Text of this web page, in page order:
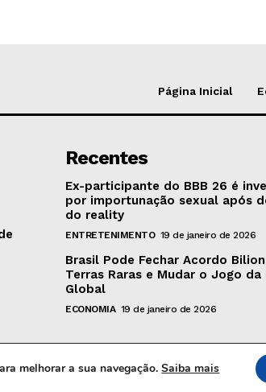
Página Inicial
Recentes
Ex-participante do BBB 26 é
por importunação sexual após
do reality
ENTRETENIMENTO 19 de janeiro de 2026
Brasil Pode Fechar Acordo
Terras Raras e Mudar o Jogo da
Global
ECONOMIA 19 de janeiro de 2026
Hora News | Todos os direitos reservados.
melhorar a sua navegação.Saiba mais